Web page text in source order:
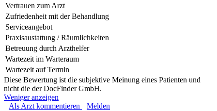
Vertrauen zum Arzt
Zufriedenheit mit der Behandlung
Serviceangebot
Praxisaustattung / Räumlichkeiten
Betreuung durch Arzthelfer
Wartezeit im Warteraum
Wartezeit auf Termin
Diese Bewertung ist die subjektive Meinung eines Patienten und
nicht die der DocFinder GmbH.
Weniger anzeigen
Als Arzt kommentieren
Melden